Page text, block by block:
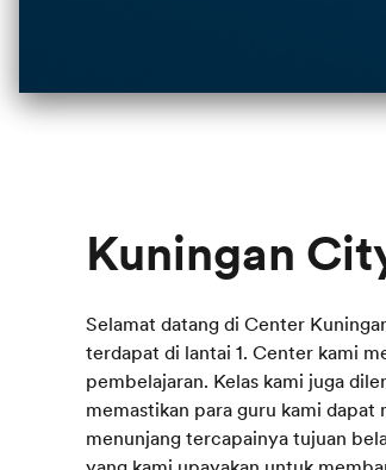
Kuningan
Selamat datang di Center
terdapat di lantai 1. Center kami
pembelajaran. Kelas kami juga
memastikan para guru kami
menunjang tercapainya tujuan